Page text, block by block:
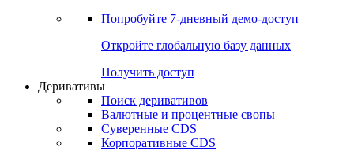
Попробуйте 7-дневный демо-доступ
Откройте глобальную базу данных
Получить доступ
Деривативы
Поиск деривативов
Валютные и процентные свопы
Суверенные CDS
Корпоративные CDS